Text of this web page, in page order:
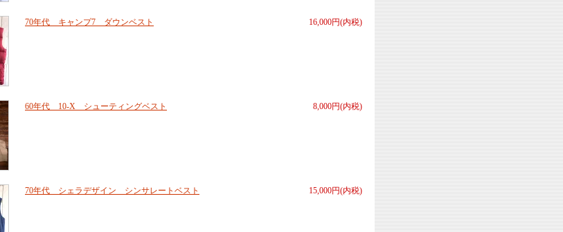
16,000円(内税)
70年代 キャンプ7 ダウンベスト
8,000円(内税)
60年代 10-X シューティングベスト
15,000円(内税)
70年代 シェラデザイン シンサレートベスト